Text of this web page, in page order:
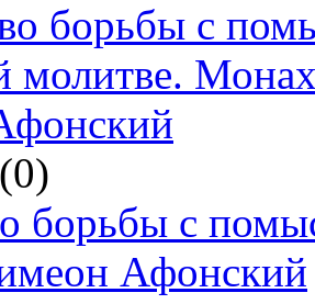
борьбы с
Афонский